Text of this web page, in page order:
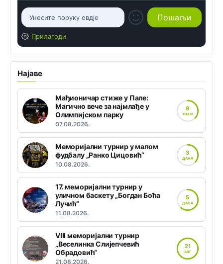
Прилагоди
Најаве
Мађионичар стиже у Пале:
Магично вече за најмлађе у
Олимпијском парку
07.08.2026.
9
САТИ
Меморијални турнир у малом
фудбалу „Ранко Цицовић“
10.08.2026.
3
ДАНА
17. меморијални турнир у
уличном баскету „Богдан Боћа
Лучић“
11.08.2026.
5
ДАНА
VIII меморијални турнир
„Веселинка Слијепчевић
Обрадовић“
21.08.2026.
21
АВГ